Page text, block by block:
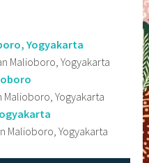
Yogyakarta
Malioboro, Yogyakarta
Malioboro, Yogyakarta
Malioboro, Yogyakarta